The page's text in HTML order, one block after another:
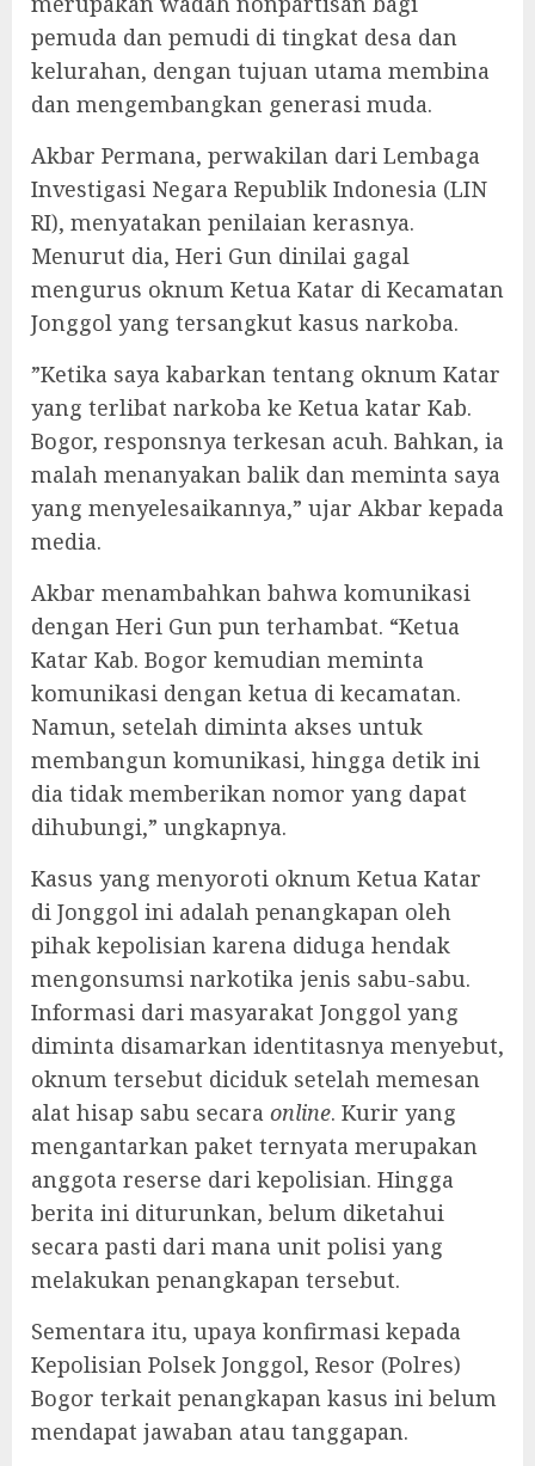
pemuda dan pemudi di tingkat desa dan
kelurahan, dengan tujuan utama membina
dan mengembangkan generasi muda.
‎Akbar Permana, perwakilan dari Lembaga
Investigasi Negara Republik Indonesia (LIN
RI), menyatakan penilaian kerasnya.
Menurut dia, Heri Gun dinilai gagal
mengurus oknum Ketua Katar di Kecamatan
Jonggol yang tersangkut kasus narkoba.
‎”Ketika saya kabarkan tentang oknum Katar
yang terlibat narkoba ke Ketua katar Kab.
Bogor, responsnya terkesan acuh. Bahkan, ia
malah menanyakan balik dan meminta saya
yang menyelesaikannya,” ujar Akbar kepada
media.
‎Akbar menambahkan bahwa komunikasi
dengan Heri Gun pun terhambat. “Ketua
Katar Kab. Bogor kemudian meminta
komunikasi dengan ketua di kecamatan.
Namun, setelah diminta akses untuk
membangun komunikasi, hingga detik ini
dia tidak memberikan nomor yang dapat
dihubungi,” ungkapnya.
‎Kasus yang menyoroti oknum Ketua Katar
di Jonggol ini adalah penangkapan oleh
pihak kepolisian karena diduga hendak
mengonsumsi narkotika jenis sabu-sabu.
Informasi dari masyarakat Jonggol yang
diminta disamarkan identitasnya menyebut,
oknum tersebut diciduk setelah memesan
alat hisap sabu secara online. Kurir yang
mengantarkan paket ternyata merupakan
anggota reserse dari kepolisian. Hingga
berita ini diturunkan, belum diketahui
secara pasti dari mana unit polisi yang
melakukan penangkapan tersebut.
‎Sementara itu, upaya konfirmasi kepada
Kepolisian Polsek Jonggol, Resor (Polres)
Bogor terkait penangkapan kasus ini belum
mendapat jawaban atau tanggapan.